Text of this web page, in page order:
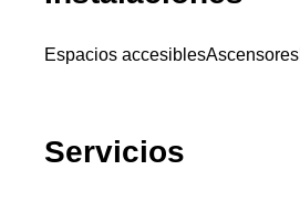
Espacios accesiblesAscensores
Servicios